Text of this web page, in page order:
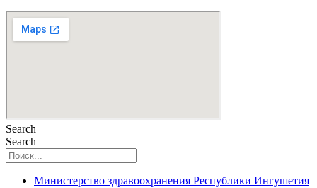
Search
Search
Министерство здравоохранения Республики Ингушетия